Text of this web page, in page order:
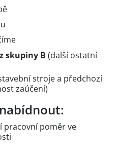
skupiny B (další ostatní
stroje a předchozí
zaúčení)
pracovní poměr ve